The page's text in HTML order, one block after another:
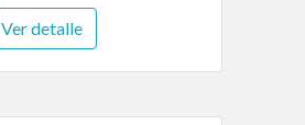
Ver detalle